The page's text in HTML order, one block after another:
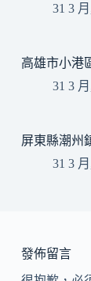
31 3
高雄市小港
31 3
屏東縣潮州
31 3
發佈留言